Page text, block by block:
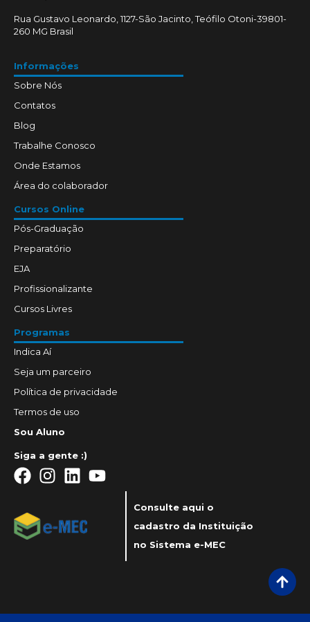
Rua Gustavo Leonardo, 1127-São Jacinto, Teófilo Otoni-39801-
260 MG Brasil
Informações
Sobre Nós
Contatos
Blog
Trabalhe Conosco
Onde Estamos
Área do colaborador
Cursos Online
Pós-Graduação
Preparatório
EJA
Profissionalizante
Cursos Livres
Programas
Indica Aí
Seja um parceiro
Política de privacidade
Termos de uso
Sou Aluno
Siga a gente :)
Consulte aqui o
cadastro da Instituição
no Sistema e-MEC